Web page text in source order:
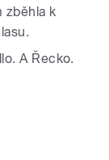
zběhla k
A Řecko.